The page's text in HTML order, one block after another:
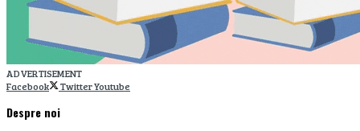
ADVERTISEMENT
Facebook
TwitterYoutube
Despre noi